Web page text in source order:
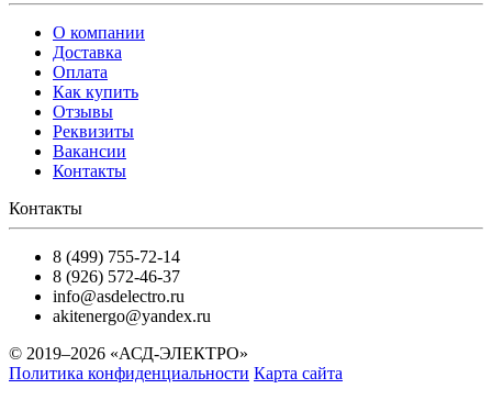
О компании
Доставка
Оплата
Как купить
Отзывы
Реквизиты
Вакансии
Контакты
Контакты
8 (499) 755-72-14
8 (926) 572-46-37
info@asdelectro.ru
akitenergo@yandex.ru
© 2019–2026 «АСД-ЭЛЕКТРО»
Политика конфиденциальности Карта сайта